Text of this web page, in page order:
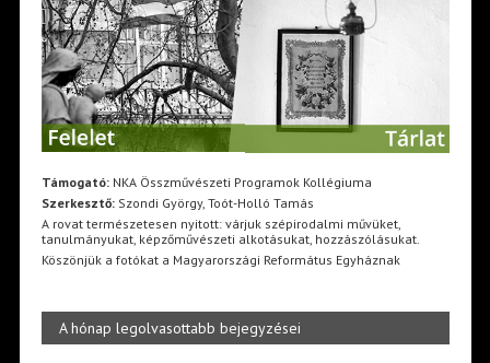
Támogató:NKA Összművészeti Programok Kollégiuma
Szerkesztő:Szondi György, Toót-Holló Tamás
A rovat természetesen nyitott: várjuk szépirodalmi művüket,
tanulmányukat, képzőművészeti alkotásukat, hozzászólásukat.
Köszönjük a fotókat a Magyarországi Református Egyháznak
A hónap legolvasottabb bejegyzései